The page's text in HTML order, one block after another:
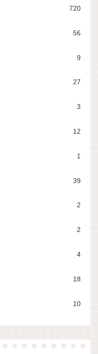
720
56
9
27
3
12
1
39
2
2
4
18
10